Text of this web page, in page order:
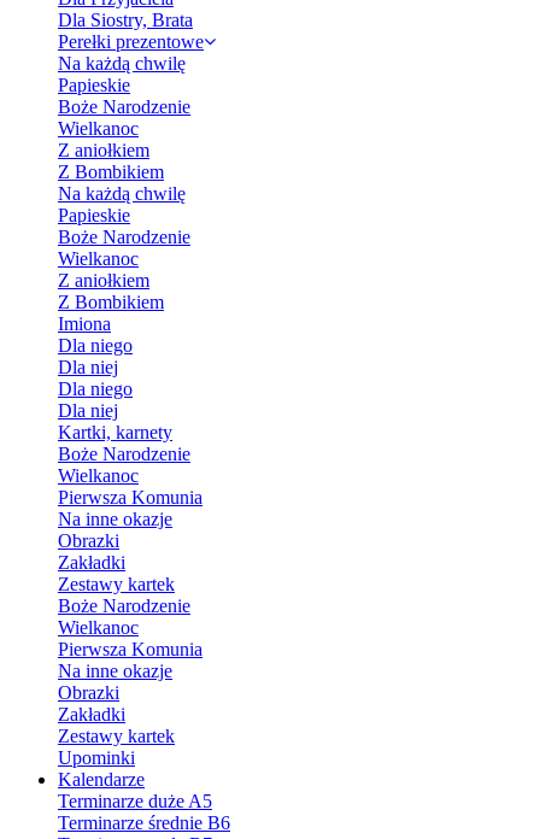
Dla Siostry, Brata
Perełki prezentowe
Na każdą chwilę
Papieskie
Boże Narodzenie
Wielkanoc
Z aniołkiem
Z Bombikiem
Na każdą chwilę
Papieskie
Boże Narodzenie
Wielkanoc
Z aniołkiem
Z Bombikiem
Imiona
Dla niego
Dla niej
Dla niego
Dla niej
Kartki, karnety
Boże Narodzenie
Wielkanoc
Pierwsza Komunia
Na inne okazje
Obrazki
Zakładki
Zestawy kartek
Boże Narodzenie
Wielkanoc
Pierwsza Komunia
Na inne okazje
Obrazki
Zakładki
Zestawy kartek
Upominki
Kalendarze
Terminarze duże A5
Terminarze średnie B6